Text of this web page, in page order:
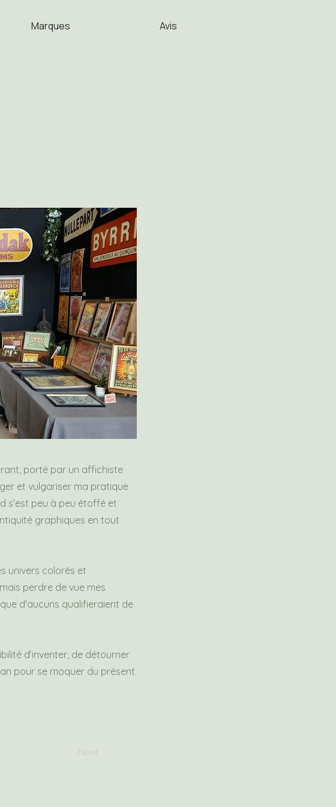
Marques Avis
porté par un affichiste
et vulgariser ma pratique
s’est peu à peu étoffé et
graphiques en tout
univers colorés et
perdre de vue mes
d'aucuns qualifieraient de
d’inventer, de détourner
pour se moquer du présent.
Next